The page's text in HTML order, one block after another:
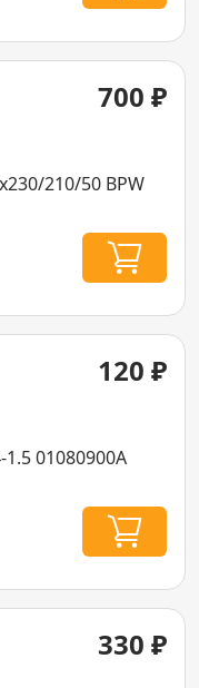
700 ₽
210/50 BPW
120 ₽
01080900A
330 ₽